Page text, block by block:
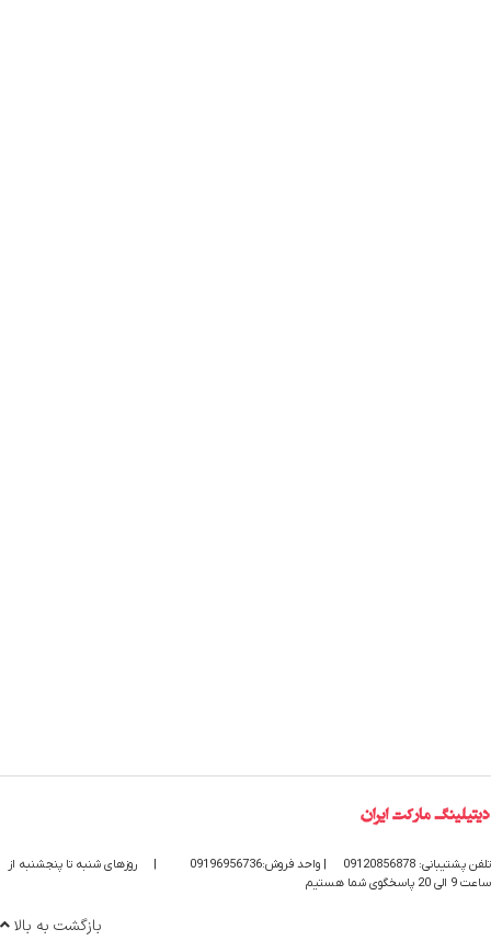
تلفن پشتیبانی: 09120856878 | واحد فروش:09196956736 |
روزهای شنبه تا پنجشنبه از
ساعت 9 الی 20 پاسخگوی شما هستیم
بازگشت به بالا